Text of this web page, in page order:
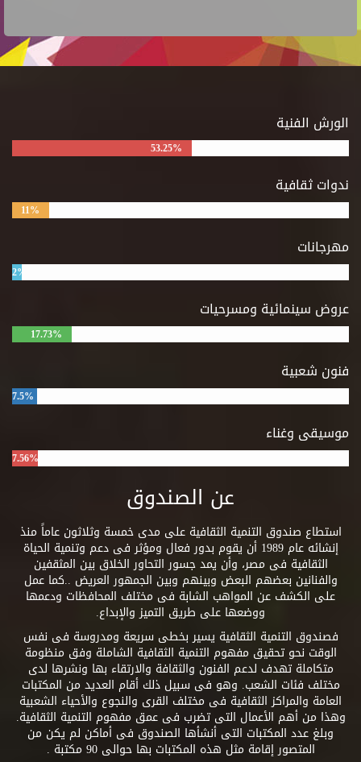
الورش الفنية
53.25%
ندوات ثقافية
11%
مهرجانات
2%
عروض سينمائية ومسرحيات
17.73%
فنون شعبية
7.5%
موسيقى وغناء
7.56%
عن الصندوق
استطاع صندوق التنمية الثقافية على مدى خمسة وثلاثون عاماً منذ
إنشائه عام 1989 أن يقوم بدور فعال ومؤثر فى دعم وتنمية الحياة
الثقافية فى مصر، وأن يمد جسور التحاور الخلاق بين المثقفين
والفنانين بعضهم البعض وبينهم وبين الجمهور العريض ..كما عمل
على الكشف عن المواهب الشابة فى مختلف المحافظات ودعمها
ووضعها على طريق التميز والإبداع.
فصندوق التنمية الثقافية يسير بخطى سريعة ومدروسة فى نفس
الوقت نحو تحقيق مفهوم التنمية الثقافية الشاملة وفق منظومة
متكاملة تهدف لدعم الفنون والثقافة والارتقاء بها ونشرها لدى
مختلف فئات الشعب. وهو فى سبيل ذلك أقام العديد من المكتبات
العامة والمراكز الثقافية فى مختلف القرى والنجوع والأحياء الشعبية
وهذا من أهم الأعمال التى تضرب فى عمق مفهوم التنمية الثقافية.
وبلغ عدد المكتبات التى أنشأها الصندوق فى أماكن لم يكن من
المتصور إقامة مثل هذه المكتبات بها حوالى 90 مكتبة .